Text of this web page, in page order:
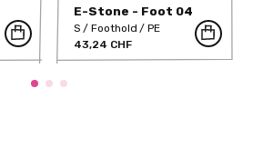
E-Stone - Foot 04
S Foothold
PE
43,24 CHF